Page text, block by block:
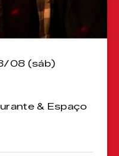
08 (sáb)
& Espaço